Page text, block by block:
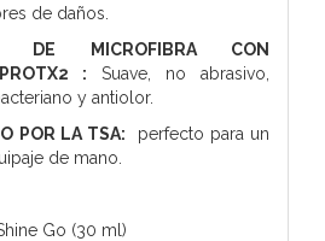
de daños.
DE MICROFIBRA CON
PROTX2 : Suave, no abrasivo,
y antiolor.
POR LA TSA:
perfecto para un
de mano.
Go (30 ml)